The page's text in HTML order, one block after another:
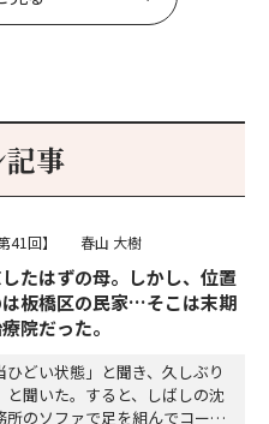
事
41回】 春山 大樹
たはずの母。しかし、位置
板橋区の民家…そこは末期
院だった。
ひどい状態」と聞き、久しぶり
聞いた。すると、しばしの沈
のソファで足を組んでコーヒ